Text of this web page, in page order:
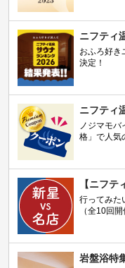
ニフティ
おふろ好き
決定！
ニフティ
ノジマモ
格」で人気
【ニフテ
行ってみた
（全10回
岩盤浴特